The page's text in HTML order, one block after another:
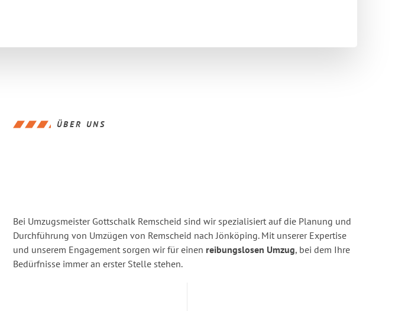
ÜBER UNS
Bei Umzugsmeister Gottschalk Remscheid sind wir spezialisiert auf die Planung und
Durchführung von Umzügen von Remscheid nach Jönköping. Mit unserer Expertise
und unserem Engagement sorgen wir für einen reibungslosen Umzug, bei dem Ihre
Bedürfnisse immer an erster Stelle stehen.